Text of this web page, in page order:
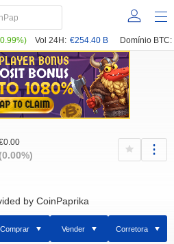
Vol 24H: €254.40 B Domínio BTC:
by CoinPaprika
Comprar Vender Corretora